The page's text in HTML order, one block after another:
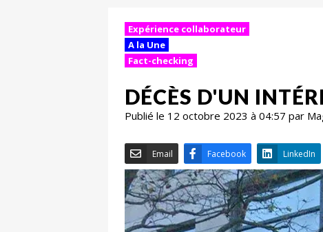
Expérience collaborateur
A la Une
Fact-checking
DÉCÈS D'UN
Publié le 12 octobre 2023 à 04:57 par